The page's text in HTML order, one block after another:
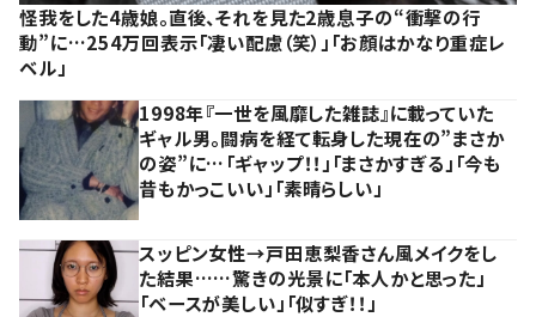
怪我をした4歳娘。直後、それを見た2歳息子の“衝撃の行
動”に…254万回表示「凄い配慮（笑）」「お顔はかなり重症レ
ベル」
1998年『一世を風靡した雑誌』に載っていた
ギャル男。闘病を経て転身した現在の”まさか
の姿”に…「ギャップ！！」「まさかすぎる」「今も
昔もかっこいい」「素晴らしい」
スッピン女性→戸田恵梨香さん風メイクをし
た結果……驚きの光景に「本人かと思った」
「ベースが美しい」「似すぎ！！」